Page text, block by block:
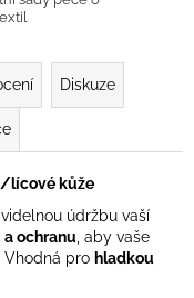
Diskuze
lícové kůže
údržbu vaší
ochranu , aby vaše
Vhodná pro hladkou